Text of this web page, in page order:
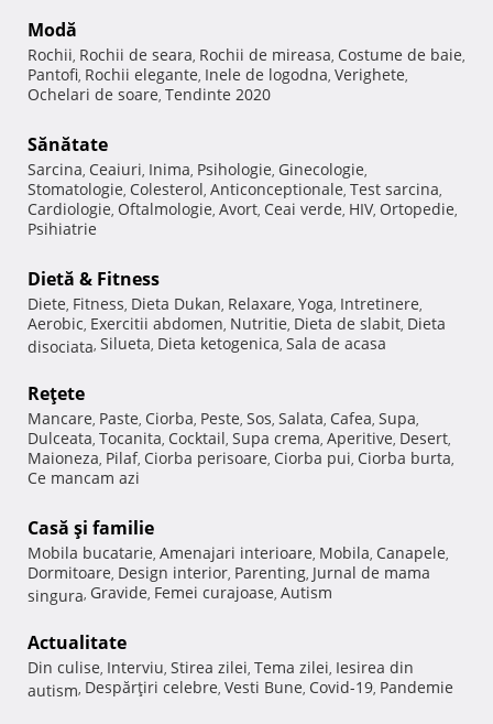
Modă
Rochii, Rochii de seara, Rochii de mireasa, Costume de baie,
Pantofi, Rochii elegante, Inele de logodna, Verighete,
Ochelari de soare, Tendinte 2020
Sănătate
Sarcina, Ceaiuri, Inima, Psihologie, Ginecologie,
Stomatologie, Colesterol, Anticonceptionale, Test sarcina,
Cardiologie, Oftalmologie, Avort, Ceai verde, HIV, Ortopedie,
Psihiatrie
Dietă & Fitness
Diete, Fitness, Dieta Dukan, Relaxare, Yoga, Intretinere,
Aerobic, Exercitii abdomen, Nutritie, Dieta de slabit, Dieta
disociata, Silueta, Dieta ketogenica, Sala de acasa
Reţete
Mancare, Paste, Ciorba, Peste, Sos, Salata, Cafea, Supa,
Dulceata, Tocanita, Cocktail, Supa crema, Aperitive, Desert,
Maioneza, Pilaf, Ciorba perisoare, Ciorba pui, Ciorba burta,
Ce mancam azi
Casă şi familie
Mobila bucatarie, Amenajari interioare, Mobila, Canapele,
Dormitoare, Design interior, Parenting, Jurnal de mama
singura, Gravide, Femei curajoase, Autism
Actualitate
Din culise, Interviu, Stirea zilei, Tema zilei, Iesirea din
autism, Despărţiri celebre, Vesti Bune, Covid-19, Pandemie